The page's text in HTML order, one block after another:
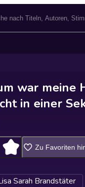
war
in einer
Zu Favoriten
Sarah Brandstäter